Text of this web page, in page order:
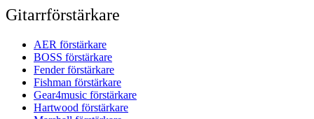
Gitarrförstärkare
AER förstärkare
BOSS förstärkare
Fender förstärkare
Fishman förstärkare
Gear4music förstärkare
Hartwood förstärkare